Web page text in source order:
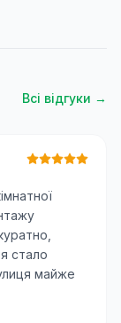
Всі відгуки →
стало
майже